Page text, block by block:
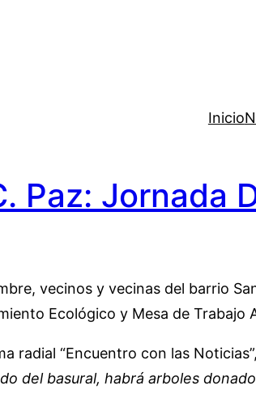
Inicio
Paz: Jornada
vecinos y vecinas del barrio
Ecológico y Mesa de
radial “Encuentro con las
del basural, habrá arboles